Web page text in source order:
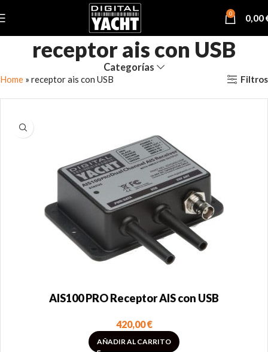
0 0,00
receptor ais con USB
Categorías
Home » receptor ais con USB Filtros
AIS100 PRO Receptor AIS con USB
420,00€
AÑADIR AL CARRITO